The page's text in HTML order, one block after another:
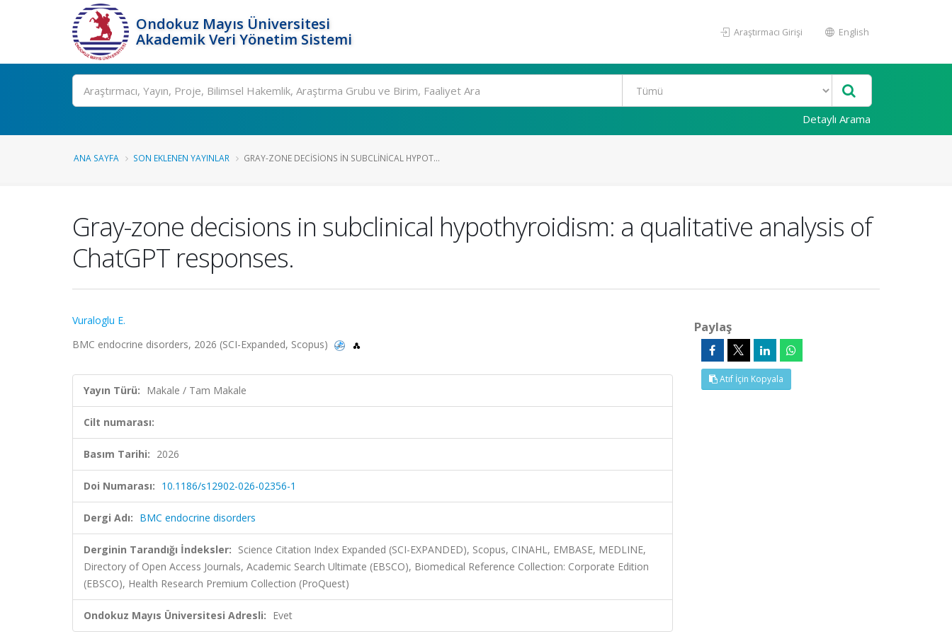
Ondokuz Mayıs Üniversitesi
Akademik Veri Yönetim Sistemi
Araştırmacı Girişi English
Ara
Detaylı Arama
ANA SAYFA SON EKLENEN YAYINLAR GRAY-ZONE DECISIONS IN SUBCLINICAL HYPOT...
Gray-zone decisions in subclinical hypothyroidism: a qualitative analysis of
ChatGPT responses.
Vuraloglu E.
BMC endocrine disorders, 2026 (SCI-Expanded, Scopus)
Yayın Türü: Makale / Tam Makale
Cilt numarası:
Basım Tarihi: 2026
Doi Numarası: 10.1186/s12902-026-02356-1
Dergi Adı: BMC endocrine disorders
Derginin Tarandığı İndeksler: Science Citation Index Expanded (SCI-EXPANDED), Scopus, CINAHL, EMBASE, MEDLINE,
Directory of Open Access Journals, Academic Search Ultimate (EBSCO), Biomedical Reference Collection: Corporate Edition
(EBSCO), Health Research Premium Collection (ProQuest)
Ondokuz Mayıs Üniversitesi Adresli: Evet
Paylaş
Atıf İçin Kopyala